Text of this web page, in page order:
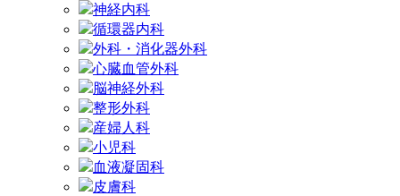
神経内科
循環器内科
外科・消化器外科
心臓血管外科
脳神経外科
整形外科
産婦人科
小児科
血液凝固科
皮膚科